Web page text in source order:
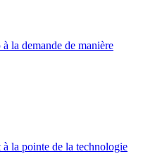
la demande de manière
à la pointe de la technologie